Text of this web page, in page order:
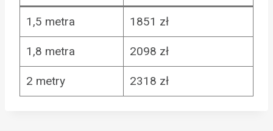
1,5 metra 1851 zł
1,8 metra 2098 zł
2 metry 2318 zł